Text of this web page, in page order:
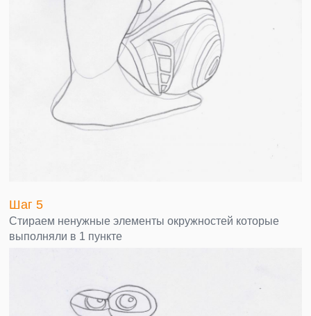
Шаг 5
Стираем ненужные элементы окружностей которые
выполняли в 1 пункте